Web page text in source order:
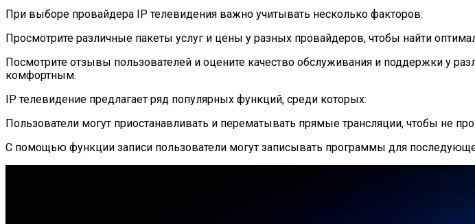
При выборе провайдера IP телевидения важно учитывать несколько факторов:
Просмотрите различные пакеты услуг и цены у разных провайдеров, чтобы найти
Посмотрите отзывы пользователей и оцените качество обслуживания и поддержки у
комфортным.
IP телевидение предлагает ряд популярных функций, среди которых:
Пользователи могут приостанавливать и перематывать прямые трансляции, чтобы не
С помощью функции записи пользователи могут записывать программы для